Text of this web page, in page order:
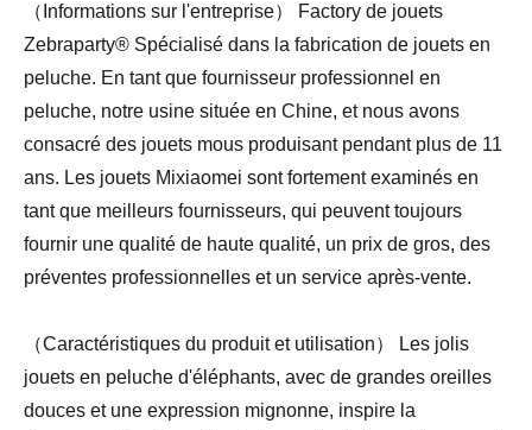
（Informations sur l'entreprise） Factory de jouets
Zebraparty® Spécialisé dans la fabrication de jouets en
peluche. En tant que fournisseur professionnel en
peluche, notre usine située en Chine, et nous avons
consacré des jouets mous produisant pendant plus de 11
ans. Les jouets Mixiaomei sont fortement examinés en
tant que meilleurs fournisseurs, qui peuvent toujours
fournir une qualité de haute qualité, un prix de gros, des
préventes professionnelles et un service après-vente.
（Caractéristiques du produit et utilisation） Les jolis
jouets en peluche d'éléphants, avec de grandes oreilles
douces et une expression mignonne, inspire la